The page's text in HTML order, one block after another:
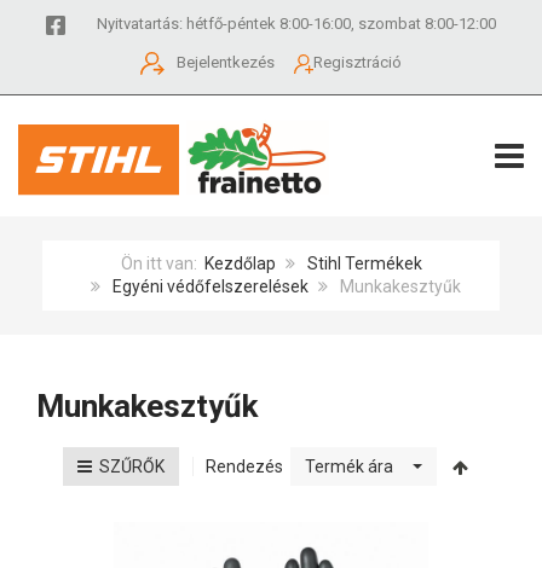
Nyitvatartás: hétfő-péntek 8:00-16:00, szombat 8:00-12:00
Bejelentkezés Regisztráció
Ön itt van: Kezdőlap
Stihl Termékek
Egyéni védőfelszerelések
Munkakesztyűk
Munkakesztyűk
SZŰRŐK Rendezés Termék ára